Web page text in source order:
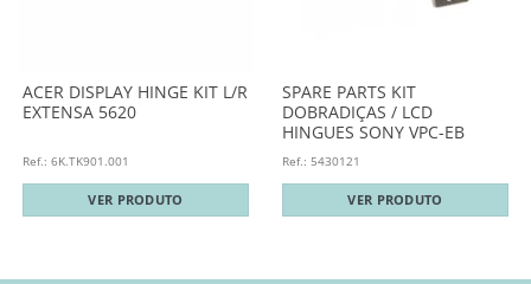
ACER DISPLAY HINGE KIT L/R
EXTENSA 5620
Ref.: 6K.TK901.001
VER PRODUTO
SPARE PARTS KIT
DOBRADIÇAS / LCD
HINGUES SONY VPC-EB
Ref.: 5430121
VER PRODUTO